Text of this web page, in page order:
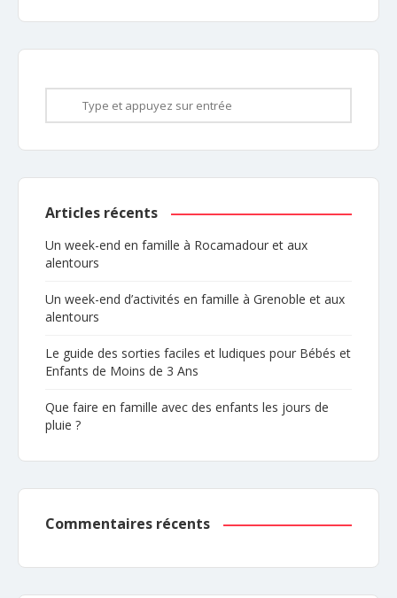
Articles récents
Un week-end en famille à Rocamadour et aux
alentours
Un week-end d’activités en famille à Grenoble et aux
alentours
Le guide des sorties faciles et ludiques pour Bébés et
Enfants de Moins de 3 Ans
Que faire en famille avec des enfants les jours de
pluie ?
Commentaires récents